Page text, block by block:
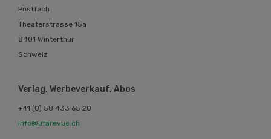
Postfach
Theaterstrasse 15a
8401 Winterthur
Schweiz
Verlag, Werbeverkauf, Abos
+41 (0) 58 433 65 20
info@ufarevue.ch